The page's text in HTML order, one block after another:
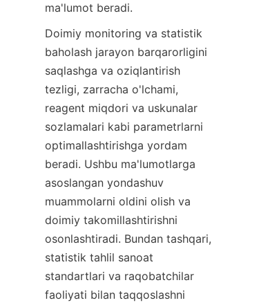
ma'lumot beradi.
Doimiy monitoring va statistik
baholash jarayon barqarorligini
saqlashga va oziqlantirish
tezligi, zarracha o'lchami,
reagent miqdori va uskunalar
sozlamalari kabi parametrlarni
optimallashtirishga yordam
beradi. Ushbu ma'lumotlarga
asoslangan yondashuv
muammolarni oldini olish va
doimiy takomillashtirishni
osonlashtiradi. Bundan tashqari,
statistik tahlil sanoat
standartlari va raqobatchilar
faoliyati bilan taqqoslashni